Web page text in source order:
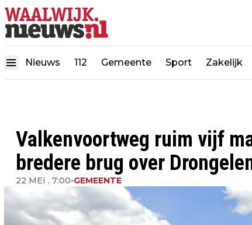
Nieuws 112 Gemeente Sport Zakelijk
Valkenvoortweg ruim vijf
bredere brug over
22 MEI , 7:00•GEMEENTE